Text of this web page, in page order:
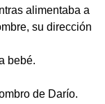
alimentaba a
su dirección
bebé.
de Darío.